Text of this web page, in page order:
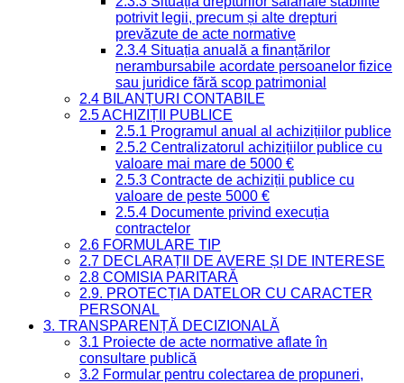
potrivit legii, precum și alte drepturi
prevăzute de acte normative
2.3.4 Situația anuală a finanțărilor
nerambursabile acordate persoanelor fizice
sau juridice fără scop patrimonial
2.4 BILANȚURI CONTABILE
2.5 ACHIZIȚII PUBLICE
2.5.1 Programul anual al achizițiilor publice
2.5.2 Centralizatorul achizițiilor publice cu
valoare mai mare de 5000 €
2.5.3 Contracte de achiziții publice cu
valoare de peste 5000 €
2.5.4 Documente privind execuția
contractelor
2.6 FORMULARE TIP
2.7 DECLARAȚII DE AVERE ȘI DE INTERESE
2.8 COMISIA PARITARĂ
2.9. PROTECȚIA DATELOR CU CARACTER
PERSONAL
3. TRANSPARENȚĂ DECIZIONALĂ
3.1 Proiecte de acte normative aflate în
consultare publică
3.2 Formular pentru colectarea de propuneri,